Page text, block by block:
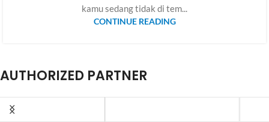
atau membantu orang tua yang laptopnya bermasalah tapi
kamu sedang tidak di tem...